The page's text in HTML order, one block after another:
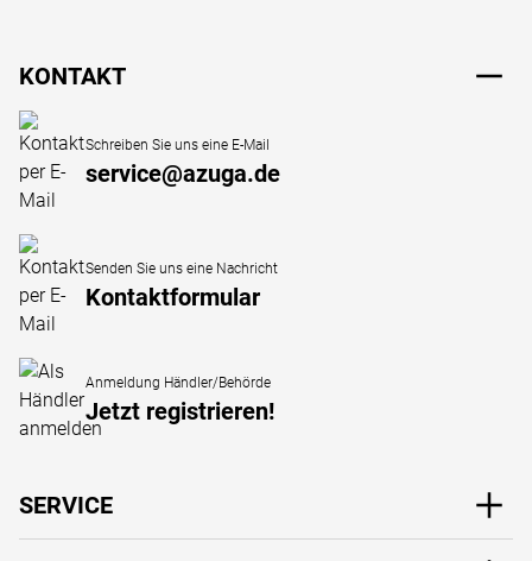
KONTAKT
Schreiben Sie uns eine E-Mail
service@azuga.de
Senden Sie uns eine Nachricht
Kontaktformular
Anmeldung Händler/Behörde
Jetzt registrieren!
SERVICE